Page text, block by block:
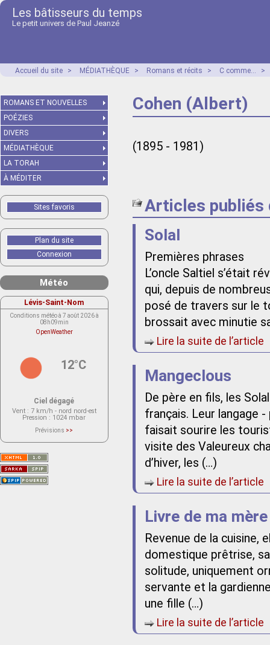
Les bâtisseurs du temps
Le petit univers de Paul Jeanzé
Accueil du site > MÉDIATHÈQUE > Romans et récits > C comme... >
Cohen (Albert)
(1895 - 1981)
Articles publiés
Solal
Premières phrases
L’oncle Saltiel s’était
qui, depuis de
posé de travers sur le
brossait avec minutie
Lire la suite de l’article
Mangeclous
De père en fils, les
français. Leur langage
faisait sourire les
visite des Valeureux
d’hiver, les (…)
Lire la suite de l’article
Livre de ma
Revenue de la cuisine,
domestique prêtrise,
solitude, uniquement
servante et la
une fille (…)
Lire la suite de l’article
ROMANS ET NOUVELLES
POÉZIES
DIVERS
MÉDIATHÈQUE
LA TORAH
À MÉDITER
Sites favoris
Plan du site
Connexion
Météo
Lévis-Saint-Nom
Conditions météo à 7 août 2026 à
08h09min
OpenWeather
12°C
Ciel dégagé
Vent : 7 km/h - nord nord-est
Pression : 1024 mbar
Prévisions >>
actuellement aucune prévision
Saint-Nom.
Veuillez consulter le message du
service ci-dessous.
(401 - Invalid API key. Please see
https://openweathermap.org/faq#error401